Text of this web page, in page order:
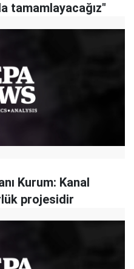
tamamlayacağız"
Kurum: Kanal
projesidir